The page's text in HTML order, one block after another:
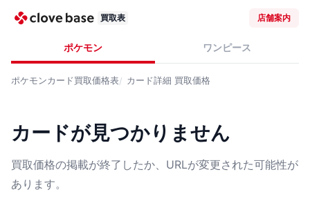
買取表 店舗案内
ポケモン ワンピース
ポケモンカード買取価格表 カード詳細 買取価格
カードが見つかりません
買取価格の掲載が終了したか、URLが変更された可能性が
あります。